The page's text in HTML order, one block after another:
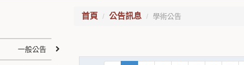
首頁 公告訊息 學術公告
一般公告